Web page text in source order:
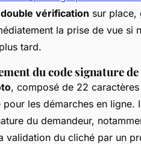
double vérification sur place,
la prise de vue si
tard.
du code signature
, composé de 22
les démarches en ligne.
du demandeur,
validation du cliché par un